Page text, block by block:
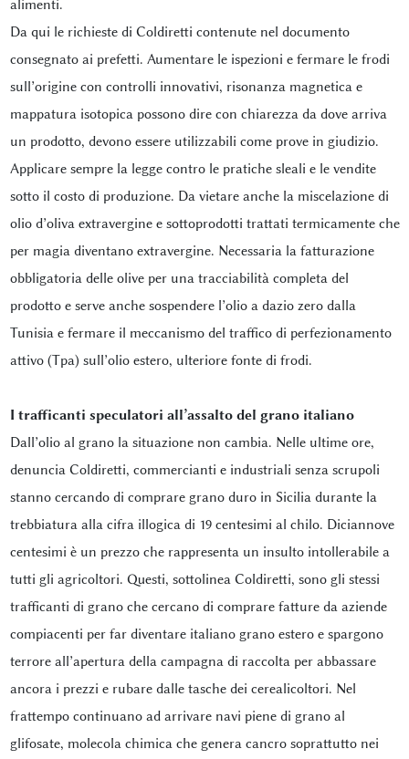
alimenti.
Da qui le richieste di Coldiretti contenute nel documento
consegnato ai prefetti. Aumentare le ispezioni e fermare le frodi
sull’origine con controlli innovativi, risonanza magnetica e
mappatura isotopica possono dire con chiarezza da dove arriva
un prodotto, devono essere utilizzabili come prove in giudizio.
Applicare sempre la legge contro le pratiche sleali e le vendite
sotto il costo di produzione. Da vietare anche la miscelazione di
olio d’oliva extravergine e sottoprodotti trattati termicamente che
per magia diventano extravergine. Necessaria la fatturazione
obbligatoria delle olive per una tracciabilità completa del
prodotto e serve anche sospendere l’olio a dazio zero dalla
Tunisia e fermare il meccanismo del traffico di perfezionamento
attivo (Tpa) sull’olio estero, ulteriore fonte di frodi.
I trafficanti speculatori all’assalto del grano italiano
Dall’olio al grano la situazione non cambia. Nelle ultime ore,
denuncia Coldiretti, commercianti e industriali senza scrupoli
stanno cercando di comprare grano duro in Sicilia durante la
trebbiatura alla cifra illogica di 19 centesimi al chilo. Diciannove
centesimi è un prezzo che rappresenta un insulto intollerabile a
tutti gli agricoltori. Questi, sottolinea Coldiretti, sono gli stessi
trafficanti di grano che cercano di comprare fatture da aziende
compiacenti per far diventare italiano grano estero e spargono
terrore all’apertura della campagna di raccolta per abbassare
ancora i prezzi e rubare dalle tasche dei cerealicoltori. Nel
frattempo continuano ad arrivare navi piene di grano al
glifosate, molecola chimica che genera cancro soprattutto nei